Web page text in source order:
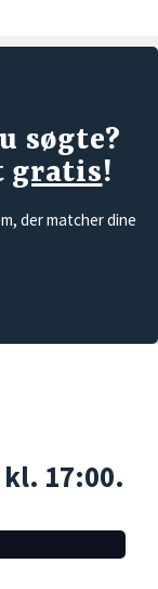
søgte?
gratis!
der matcher dine
17:00.